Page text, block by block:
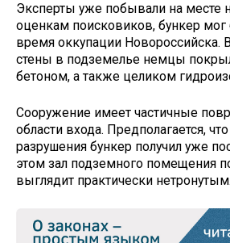
Эксперты уже побывали на месте
оценкам поисковиков, бункер
время оккупации Новороссийска.
стены в подземелье немцы
бетоном, а также целиком
Сооружение имеет частичные
области входа. Предполагается,
разрушения бункер получил уже
этом зал подземного помещения
выглядит практически нетронутым.